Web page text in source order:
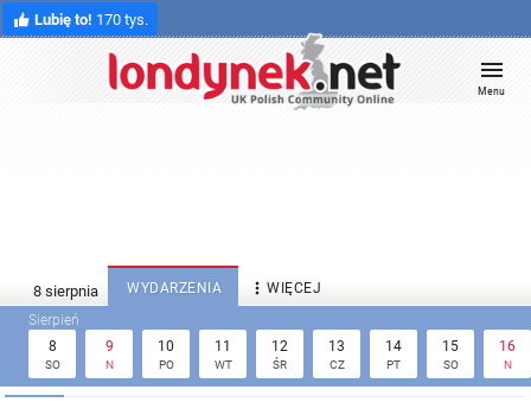
Lubię to! 170 tys.
Menu
WYDARZENIA  WIĘCEJ
8
SO
9
N
10
PO
11
WT
12
ŚR
13
CZ
14
PT
15
SO
16
N